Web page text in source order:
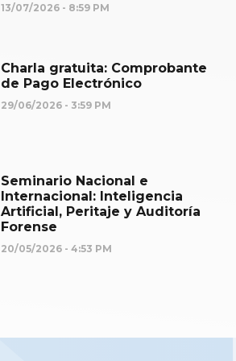
13/07/2026 8:59 PM
Charla gratuita: Comprobante
de Pago Electrónico
29/06/2026 3:59 PM
Seminario Nacional e
Internacional: Inteligencia
Artificial, Peritaje y Auditoría
Forense
20/05/2026 4:53 PM